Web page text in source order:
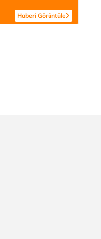
Haberi Görüntüle